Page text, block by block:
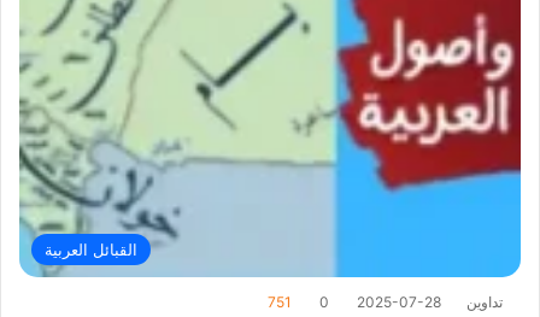
القبائل العربية
تداوين 2025-07-28
0
751